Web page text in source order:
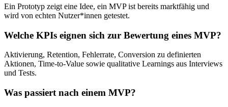
Ein Prototyp zeigt eine Idee, ein MVP ist bereits marktfähig und
wird von echten Nutzer*innen getestet.
Welche KPIs eignen sich zur Bewertung eines MVP?
Aktivierung, Retention, Fehlerrate, Conversion zu definierten
Aktionen, Time-to-Value sowie qualitative Learnings aus Interviews
und Tests.
Was passiert nach einem MVP?